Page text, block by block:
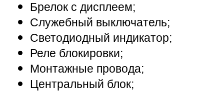
Брелок с дисплеем;
Служебный выключатель;
Светодиодный индикатор;
Реле блокировки;
Монтажные провода;
Центральный блок;